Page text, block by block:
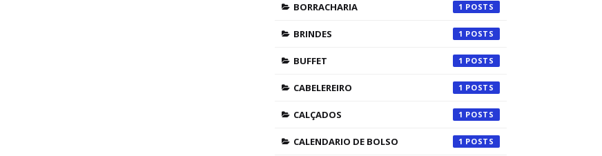
BORRACHARIA 1
BRINDES 1
BUFFET 1
CABELEREIRO 1
CALÇADOS 1
CALENDARIO DE BOLSO 1